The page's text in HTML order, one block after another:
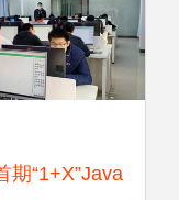
期“1+X”Java